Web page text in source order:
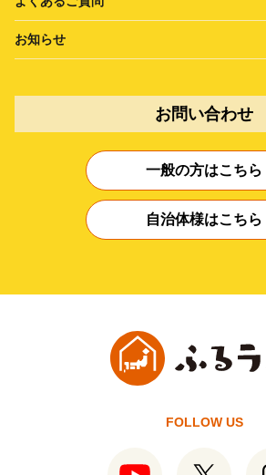
お知らせ
お問い合わせ
一般の方はこちら
自治体様はこちら
FOLLOW US